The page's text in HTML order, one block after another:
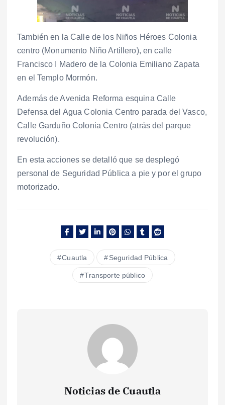
También en la Calle de los Niños Héroes Colonia
centro (Monumento Niño Artillero), en calle
Francisco I Madero de la Colonia Emiliano Zapata
en el Templo Mormón.
Además de Avenida Reforma esquina Calle
Defensa del Agua Colonia Centro parada del Vasco,
Calle Garduño Colonia Centro (atrás del parque
revolución).
En esta acciones se detalló que se desplegó
personal de Seguridad Pública a pie y por el grupo
motorizado.
Cuautla Seguridad Pública
Transporte público
Noticias de Cuautla